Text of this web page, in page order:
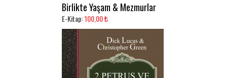
Birlikte Yaşam & Mezmurlar
E-Kitap:100,00 ₺